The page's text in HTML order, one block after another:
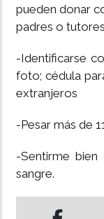
pueden donar
padres o
-Identificarse
foto; cédula
extranjeros
-Pesar más de
-Sentirme
sangre.